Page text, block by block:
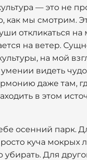
— это не
как мы смотрим.
откликаться на
на ветер.
на мой
умении видеть
даже там,
в этом
осенний парк.
куча мокрых
убирать. Для